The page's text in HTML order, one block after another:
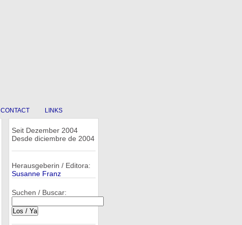
CONTACT LINKS
Seit Dezember 2004
Desde diciembre de 2004
Herausgeberin / Editora:
Susanne Franz
Suchen / Buscar: